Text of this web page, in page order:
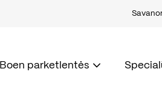
Boen parketlentės